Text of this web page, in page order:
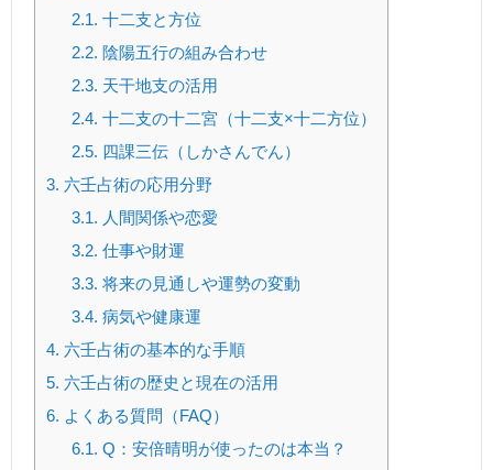
2.1. 十二支と方位
2.2. 陰陽五行の組み合わせ
2.3. 天干地支の活用
2.4. 十二支の十二宮（十二支×十二方位）
2.5. 四課三伝（しかさんでん）
3. 六壬占術の応用分野
3.1. 人間関係や恋愛
3.2. 仕事や財運
3.3. 将来の見通しや運勢の変動
3.4. 病気や健康運
4. 六壬占術の基本的な手順
5. 六壬占術の歴史と現在の活用
6. よくある質問（FAQ）
6.1. Q：安倍晴明が使ったのは本当？